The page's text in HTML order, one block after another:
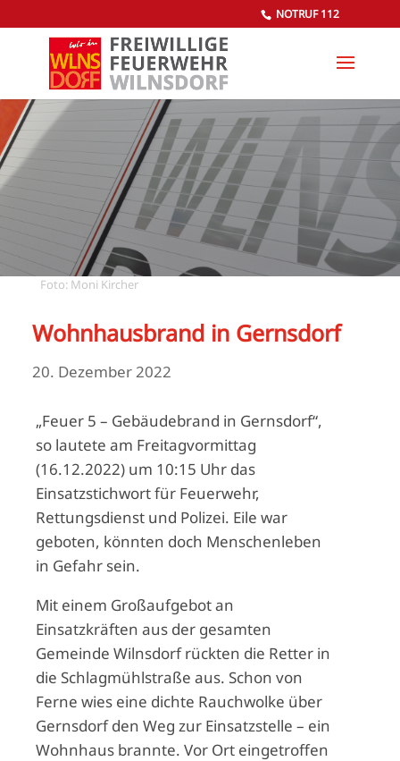
NOTRUF 112
Foto: Moni Kircher
Wohnhausbrand in Gernsdorf
20. Dezember 2022
„Feuer 5 – Gebäudebrand in Gernsdorf“,
so lautete am Freitagvormittag
(16.12.2022) um 10:15 Uhr das
Einsatzstichwort für Feuerwehr,
Rettungsdienst und Polizei. Eile war
geboten, könnten doch Menschenleben
in Gefahr sein.
Mit einem Großaufgebot an
Einsatzkräften aus der gesamten
Gemeinde Wilnsdorf rückten die Retter in
die Schlagmühlstraße aus. Schon von
Ferne wies eine dichte Rauchwolke über
Gernsdorf den Weg zur Einsatzstelle – ein
Wohnhaus brannte. Vor Ort eingetroffen